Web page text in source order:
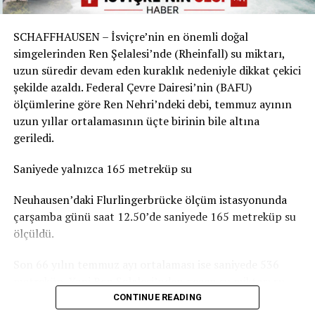
durumun genel olarak dramatik olmadığını belirtiyor.
Basel-Landschaft yetkilileri de şehir merkezindeki ve
insanların yemek yemek veya vakit geçirmek için
kullandığı parkların, ormanlık alanlardaki oyun
parklarına göre daha fazla kirlendiğine dikkat çekiyor.
Sigarasız çocuk parkları yaygınlaşıyor
İsviçre’deki Stop2Drop girişiminin verilerine göre şu
anda 24 belediye sigarasız ve temiz çocuk parkı
uygulamasını kullanıyor.
Aarau’da da seçilen 10 çocuk parkında yaklaşık iki ay
belediyeye göre deneme döneminde kirlilikte belirgin bir
SCHAFFHAUSEN – İsviçre’nin en önemli doğal
simgelerinden Ren Şelalesi’nde (Rheinfall) su miktarı,
uzun süredir devam eden kuraklık nedeniyle dikkat çekici
şekilde azaldı. Federal Çevre Dairesi’nin (BAFU)
ölçümlerine göre Ren Nehri’ndeki debi, temmuz ayının
uzun yıllar ortalamasının üçte birinin bile altına
geriledi.
Saniyede yalnızca 165 metreküp su
Neuhausen’daki Flurlingerbrücke ölçüm istasyonunda
çarşamba günü saat 12.50’de saniyede 165 metreküp su
ölçüldü.
anda normal bir temmuz ayındaki seviyenin yaklaşık
CONTINUE READING